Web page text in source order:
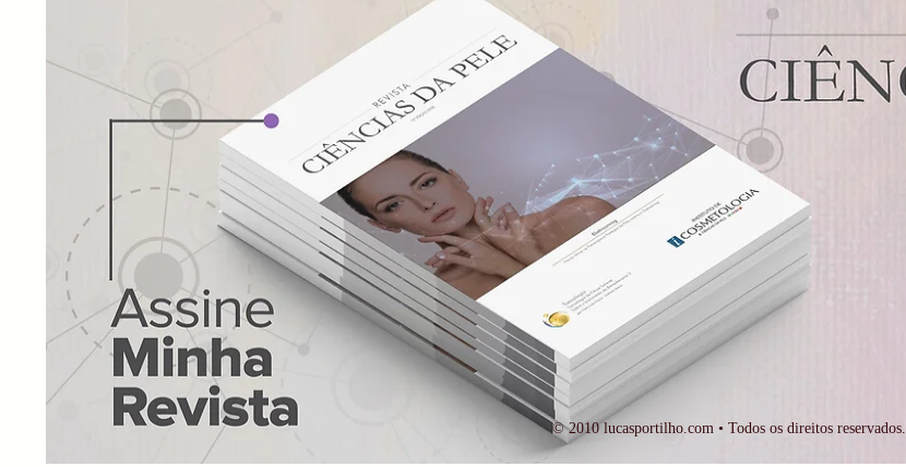
Farmacêutico brasileiro cria
dispositivo patenteado para
produção de Capsules
Cream em pequenas
quantidades
Ácido Tranexâmico: Muito
além do Melasma
© 2010 lucasportilho.com • Todos os direitos reservados.